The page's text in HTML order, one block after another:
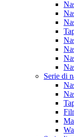
Serie di